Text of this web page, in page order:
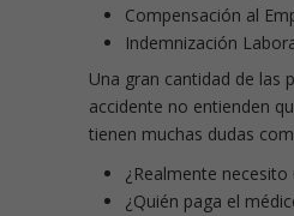
Compensación al
Indemnización
Una gran cantidad de las
accidente no entienden
tienen muchas dudas
¿Realmente necesito
¿Quién paga el